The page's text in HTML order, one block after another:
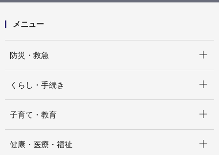
メニュー
防災・救急
くらし・手続き
子育て・教育
健康・医療・福祉